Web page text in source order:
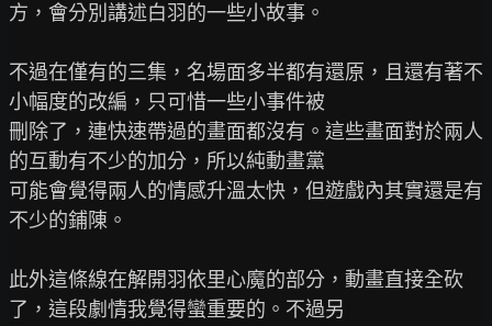
方，會分別講述白羽的一些小故事。
不過在僅有的三集，名場面多半都有還原，且還有著不
小幅度的改編，只可惜一些小事件被
刪除了，連快速帶過的畫面都沒有。這些畫面對於兩人
的互動有不少的加分，所以純動畫黨
可能會覺得兩人的情感升溫太快，但遊戲內其實還是有
不少的鋪陳。
此外這條線在解開羽依里心魔的部分，動畫直接全砍
了，這段劇情我覺得蠻重要的。不過另